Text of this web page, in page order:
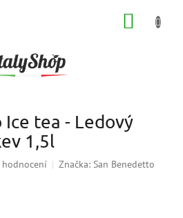
tea - Ledový
1,5l
Značka: San Benedetto